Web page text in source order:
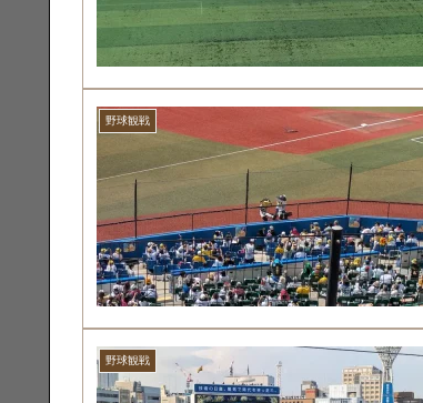
野球観戦
野球観戦